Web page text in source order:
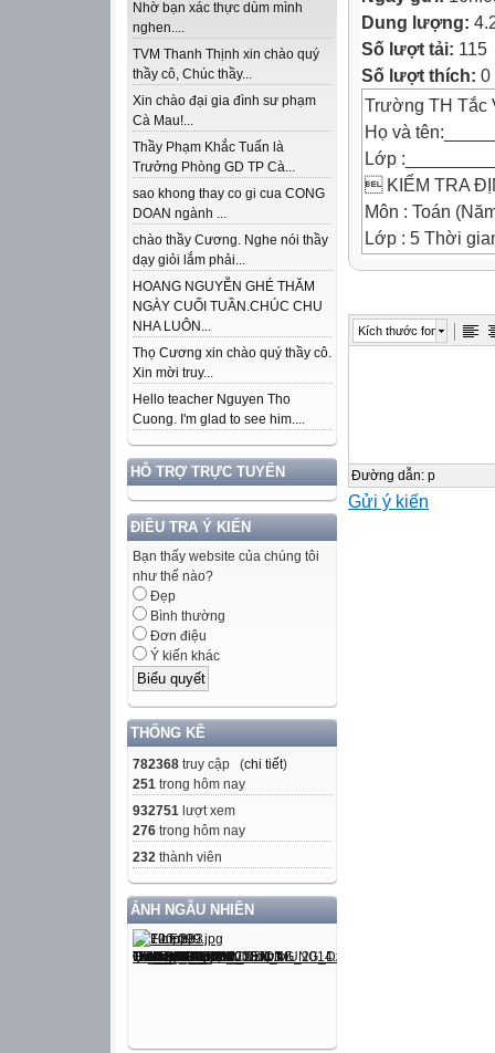
Nhờ bạn xác thực dùm mình
nghen....
TVM Thanh Thịnh xin chào quý
thầy cô, Chúc thầy...
Xin chào đại gia đình sư phạm
Cà Mau!...
Thầy Phạm Khắc Tuấn là
Trưởng Phòng GD TP Cà...
sao khong thay co gi cua CONG
DOAN ngành ...
chào thầy Cương. Nghe nói thầy
dạy giỏi lắm phải...
HOANG NGUYỄN GHÉ THĂM
NGÀY CUỐI TUẦN.CHÚC CHU
NHA LUÔN...
Thọ Cương xin chào quý thầy cô.
Xin mời truy...
Hello teacher Nguyen Tho
Cuong. I'm glad to see him....
HỖ TRỢ TRỰC TUYẾN
ĐIỀU TRA Ý KIẾN
Bạn thấy website của chúng tôi
như thế nào?
Đẹp
Bình thường
Đơn điệu
Ý kiến khác
THỐNG KÊ
782368 truy cập (chi tiết)
251 trong hôm nay
932751 lượt xem
276 trong hôm nay
232 thành viên
ẢNH NGẪU NHIÊN
Dung lượng:
Số lượt tải: 115
Số lượt thích: 0
Trường TH Tắc
Họ và
Lớp
 KIỂM TRA
Môn : Toán
Lớp : 5 Thời
Bài 1(2đ):
a/ Số thích hợp
Kích thước font
Đường dẫn: p
Gửi ý kiến